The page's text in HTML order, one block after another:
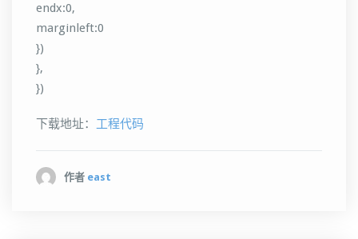
endx:0,
marginleft:0
})
},
})
下载地址： 工程代码
作者 east